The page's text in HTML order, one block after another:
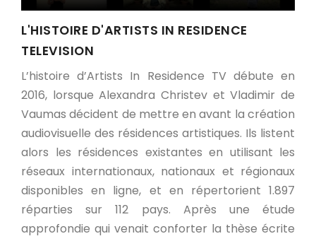
L'HISTOIRE D'ARTISTS IN RESIDENCE
TELEVISION
L’histoire d’Artists In Residence TV débute en
2016, lorsque Alexandra Christev et Vladimir de
Vaumas décident de mettre en avant la création
audiovisuelle des résidences artistiques. Ils listent
alors les résidences existantes en utilisant les
réseaux internationaux, nationaux et régionaux
disponibles en ligne, et en répertorient 1.897
réparties sur 112 pays. Après une étude
approfondie qui venait conforter la thèse écrite